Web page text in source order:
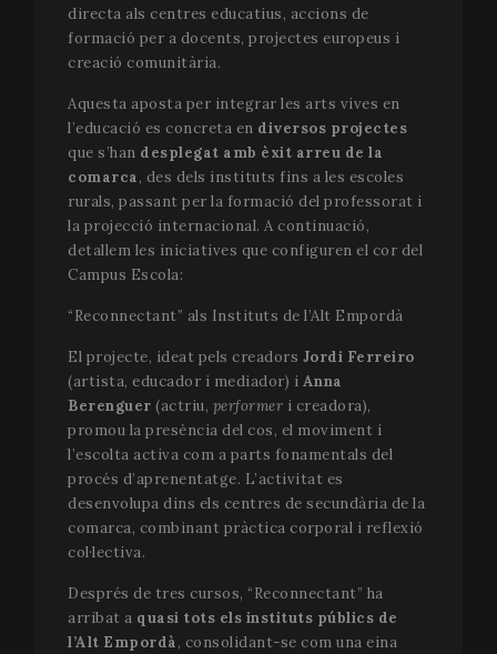
directa als centres educatius, accions de
formació per a docents, projectes europeus i
creació comunitària.
Aquesta aposta per integrar les arts vives en
l’educació es concreta en diversos projectes
que s’han desplegat amb èxit arreu de la
comarca, des dels instituts fins a les escoles
rurals, passant per la formació del professorat i
la projecció internacional. A continuació,
detallem les iniciatives que configuren el cor del
Campus Escola:
“Reconnectant” als Instituts de l’Alt Empordà
El projecte, ideat pels creadors Jordi Ferreiro
(artista, educador i mediador) i Anna
Berenguer (actriu, performer i creadora),
promou la presència del cos, el moviment i
l’escolta activa com a parts fonamentals del
procés d’aprenentatge. L’activitat es
desenvolupa dins els centres de secundària de la
comarca, combinant pràctica corporal i reflexió
col·lectiva.
Després de tres cursos, “Reconnectant” ha
arribat a quasi tots els instituts públics de
l’Alt Empordà, consolidant-se com una eina